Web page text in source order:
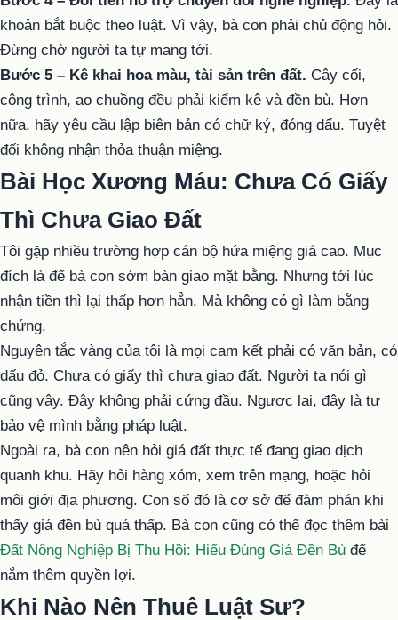
khoản bắt buộc theo luật. Vì vậy, bà con phải chủ động hỏi.
Đừng chờ người ta tự mang tới.
Bước 5 – Kê khai hoa màu, tài sản trên đất. Cây cối,
công trình, ao chuồng đều phải kiểm kê và đền bù. Hơn
nữa, hãy yêu cầu lập biên bản có chữ ký, đóng dấu. Tuyệt
đối không nhận thỏa thuận miệng.
Bài Học Xương Máu: Chưa Có Giấy
Thì Chưa Giao Đất
Tôi gặp nhiều trường hợp cán bộ hứa miệng giá cao. Mục
đích là để bà con sớm bàn giao mặt bằng. Nhưng tới lúc
nhận tiền thì lại thấp hơn hẳn. Mà không có gì làm bằng
chứng.
Nguyên tắc vàng của tôi là mọi cam kết phải có văn bản, có
dấu đỏ. Chưa có giấy thì chưa giao đất. Người ta nói gì
cũng vậy. Đây không phải cứng đầu. Ngược lại, đây là tự
bảo vệ mình bằng pháp luật.
Ngoài ra, bà con nên hỏi giá đất thực tế đang giao dịch
quanh khu. Hãy hỏi hàng xóm, xem trên mạng, hoặc hỏi
môi giới địa phương. Con số đó là cơ sở để đàm phán khi
thấy giá đền bù quá thấp. Bà con cũng có thể đọc thêm bài
Đất Nông Nghiệp Bị Thu Hồi: Hiểu Đúng Giá Đền Bù để
nắm thêm quyền lợi.
Khi Nào Nên Thuê Luật Sư?